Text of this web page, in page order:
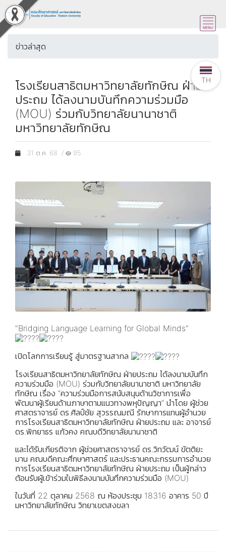
ข่าวล่าสุด
โรงเรียนสาธิตมหาวิทยาลัยทักษิณ ฝ่าย
ประถม ได้ลงนามบันทึกความร่วมมือ
(MOU) ร่วมกับวิทยาลัยนานาชาติ
มหาวิทยาลัยทักษิณ
31 ต.ค. 68 / 95
"Bridging Language Learning for Global Minds"
เปิดโลกการเรียนรู้ สู่มาตรฐานสากล
โรงเรียนสาธิตมหาวิทยาลัยทักษิณ ฝ่ายประถม ได้ลงนามบันทึก
ความร่วมมือ (MOU) ร่วมกับวิทยาลัยนานาชาติ มหาวิทยาลัย
ทักษิณ เรื่อง “ความร่วมมือการสนับสนุนด้านวิชาการเพื่อ
พัฒนาผู้เรียนด้านภาษาตามแนวทางพหุปัญญา” นำโดย ผู้ช่วย
ศาสตราจารย์ ดร.ศิลป์ชัย สุวรรณมณี รักษาการแทนผู้อำนวย
การโรงเรียนสาธิตมหาวิทยาลัยทักษิณ ฝ่ายประถม และ อาจารย์
ดร.พิทยาธร แก้วคง คณบดีวิทยาลัยนานาชาติ
และได้รับเกียรติจาก ผู้ช่วยศาสตราจารย์ ดร.วิทวัฒน์ ขัตติยะ
มาน คณบดีคณะศึกษาศาสตร์ และประธานคณะกรรมการอำนวย
การโรงเรียนสาธิตมหาวิทยาลัยทักษิณ ฝ่ายประถม เป็นผู้กล่าว
ต้อนรับผู้เข้าร่วมในพิธีลงนามบันทึกความร่วมมือ (MOU)
ในวันที่ 22 ตุลาคม 2568 ณ ห้องประชุม 18316 อาคาร 50 ปี
มหาวิทยาลัยทักษิณ วิทยาเขตสงขลา
TH